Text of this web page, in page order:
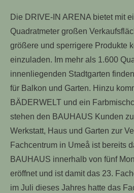
Die DRIVE-IN ARENA bietet mit
Quadratmeter großen
größere und sperrigere Produkte
einzuladen. Im mehr als 1.600
innenliegenden Stadtgarten
für Balkon und Garten. Hinzu
BÄDERWELT und ein
stehen den BAUHAUS Kunden
Werkstatt, Haus und Garten zur
Fachcentrum in Umeå ist bereits
BAUHAUS innerhalb von fünf
eröffnet und ist damit das 23.
im Juli dieses Jahres hatte das